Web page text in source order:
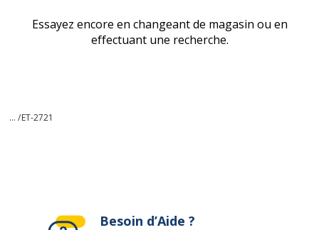
Essayez encore en changeant de magasin ou en
effectuant une recherche.
... /ET-2721
Besoin d’Aide ?